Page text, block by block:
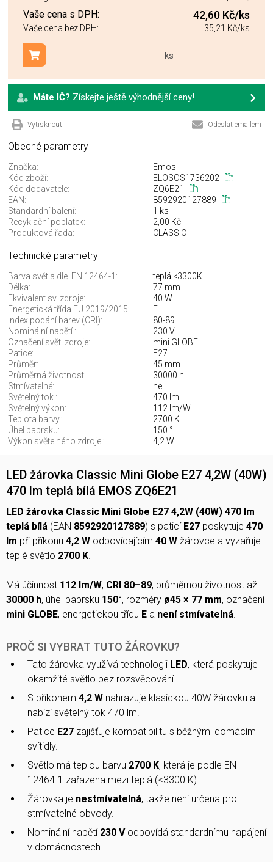
Vaše cena s DPH: 42,60 Kč/ks
Vaše cena bez DPH: 35,21 Kč/ks
ks
Přidat do košíku
Máte IČ? Získejte ještě výhodnější ceny!
Vytisknout Odeslat emailem
Obecné parametry
Značka:
Emos
Kód zboží:
ELOSOS1736202
Kód dodavatele:
ZQ6E21
EAN:
8592920127889
Standardní balení:
1 ks
Recyklační poplatek:
2,00 Kč
Produktová řada:
CLASSIC
Technické parametry
Barva světla dle. EN 12464-1:
teplá <3300K
Délka:
77 mm
Ekvivalent sv. zdroje:
40 W
Energetická třída EU 2019/2015:
E
Index podání barev (CRI):
80-89
Nominální napětí.:
230 V
Označení svět. zdroje:
mini GLOBE
Patice:
E27
Průměr:
45 mm
Průměrná životnost:
30000 h
Stmívatelné:
ne
Světelný tok.:
470 lm
Světelný výkon:
112 lm/W
Teplota barvy.:
2700 K
Úhel paprsku:
150 °
Výkon světelného zdroje.:
4,2 W
LED žárovka Classic Mini Globe E27 4,2W (40W)
470 lm teplá bílá EMOS ZQ6E21
LED žárovka Classic Mini Globe E27 4,2W (40W) 470 lm
teplá bílá (EAN 8592920127889) s paticí E27 poskytuje 470
lm při příkonu 4,2 W odpovídajícím 40 W žárovce a vyzařuje
teplé světlo 2700 K.
Má účinnost 112 lm/W, CRI 80–89, průměrnou životnost až
30000 h, úhel paprsku 150°, rozměry ø45 × 77 mm, označení
mini GLOBE, energetickou třídu E a není stmívatelná.
PROČ SI VYBRAT TUTO ŽÁROVKU?
Tato žárovka využívá technologii LED, která poskytuje
okamžité světlo bez rozsvěcování.
S příkonem 4,2 W nahrazuje klasickou 40W žárovku a
nabízí světelný tok 470 lm.
Patice E27 zajišťuje kompatibilitu s běžnými domácími
svítidly.
Světlo má teplou barvu 2700 K, která je podle EN
12464-1 zařazena mezi teplá (<3300 K).
Žárovka je nestmívatelná, takže není určena pro
stmívatelné obvody.
Nominální napětí 230 Vodpovídá standardnímu napájení
v domácnostech.